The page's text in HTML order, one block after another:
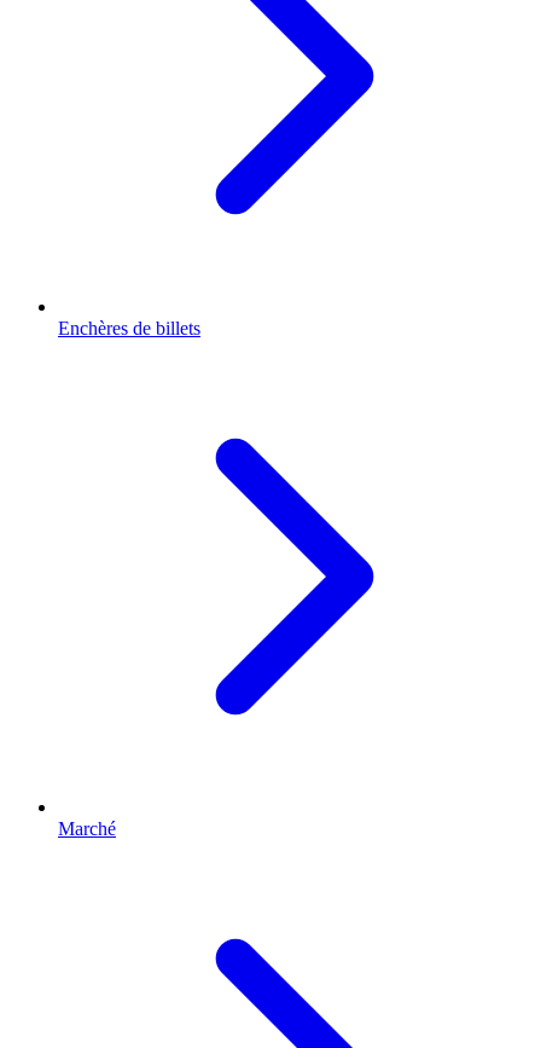
Enchères de billets
Marché